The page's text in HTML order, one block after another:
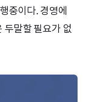
중이다. 경영에
두말할 필요가 없